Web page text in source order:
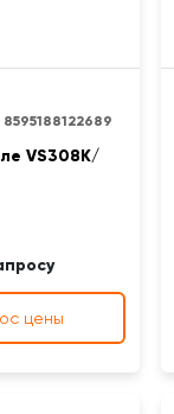
8595188122689
VS308K/
цены